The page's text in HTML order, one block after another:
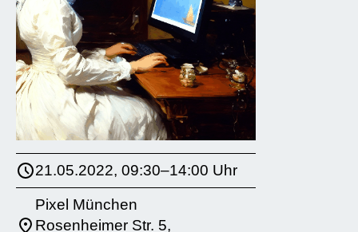
21.05.2022, 09:30–14:00 Uhr
Pixel München
Rosenheimer Str. 5,